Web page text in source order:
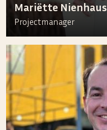
Mariëtte Nienhaus
Projectmanager